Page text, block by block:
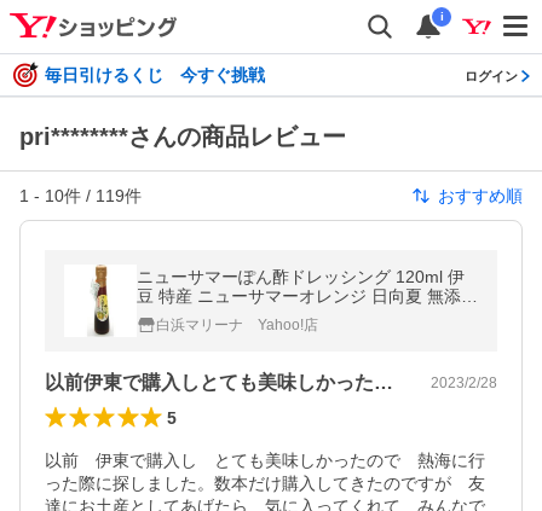
i
毎日引けるくじ 今すぐ挑戦 ログイン
pri********さんの商品レビュー
1 - 10件 / 119件 おすすめ順
ニューサマーぽん酢ドレッシング 120ml 伊
豆 特産 ニューサマーオレンジ 日向夏 無添加
海洋深層水
白浜マリーナ Yahoo!店
以前伊東で購入しとても美味しかったので… 2023/2/28
5
以前　伊東で購入し　とても美味しかったので　熱海に行
った際に探しました。数本だけ購入してきたのですが　友
達にお土産としてあげたら　気に入ってくれて　みんなで